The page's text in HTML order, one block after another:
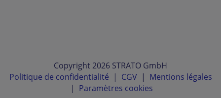
Copyright 2026 STRATO GmbH
Politique de confidentialité | CGV | Mentions légales
| Paramètres cookies